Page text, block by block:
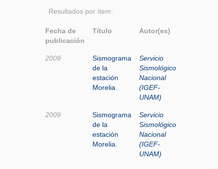
Resultados por ítem:
Fecha de
publicación
Título Autor(es)
2009
Sismograma
de la
estación
Morelia.
Servicio
Sismológico
Nacional
(IGEF-
UNAM)
2009
Sismograma
de la
estación
Morelia.
Servicio
Sismológico
Nacional
(IGEF-
UNAM)